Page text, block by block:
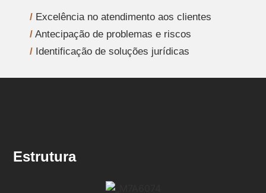
/ Excelência no atendimento aos clientes
/ Antecipação de problemas e riscos
/ Identificação de soluções jurídicas
Estrutura